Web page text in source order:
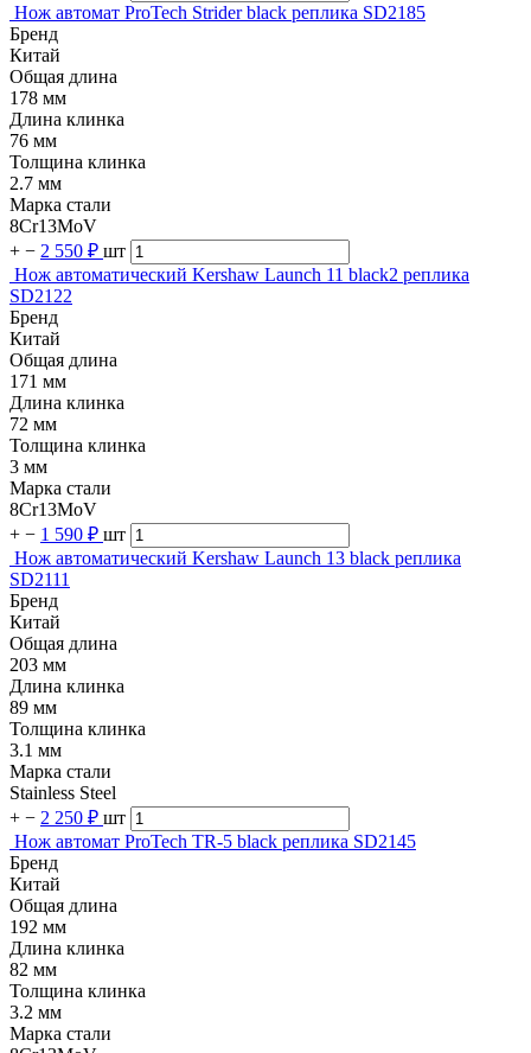
Нож автомат ProTech Strider black реплика SD2185
Бренд
Китай
Общая длина
178 мм
Длина клинка
76 мм
Толщина клинка
2.7 мм
Марка стали
8Cr13MoV
+ − 2 550 ₽ шт
Нож автоматический Kershaw Launch 11 black2 реплика
SD2122
Бренд
Китай
Общая длина
171 мм
Длина клинка
72 мм
Толщина клинка
3 мм
Марка стали
8Cr13MoV
+ − 1 590 ₽ шт
Нож автоматический Kershaw Launch 13 black реплика
SD2111
Бренд
Китай
Общая длина
203 мм
Длина клинка
89 мм
Толщина клинка
3.1 мм
Марка стали
Stainless Steel
+ − 2 250 ₽ шт
Нож автомат ProTech TR-5 black реплика SD2145
Бренд
Китай
Общая длина
192 мм
Длина клинка
82 мм
Толщина клинка
3.2 мм
Марка стали